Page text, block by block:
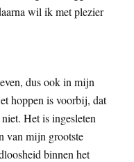
wil ik met plezier
dus ook in mijn
hoppen is voorbij, dat
Het is ingesleten
van mijn grootste
binnen het